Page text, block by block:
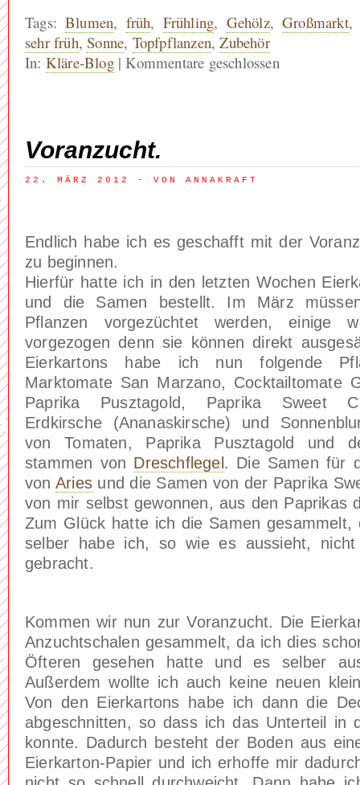
Tags:Blumen, früh, Frühling, Gehölz,Großmarkt
sehr früh,Sonne, Topfpflanzen,Zubehör
In: Kläre-Blog| Kommentare geschlossen
Voranzucht.
22. MÄRZ 2012 - VON ANNAKRAFT
Endlich habe ich es geschafft mit der
zu beginnen.
Hierfür hatte ich in den letzten Wochen
und die Samen bestellt. Im März
Pflanzen vorgezüchtet werden, einige
vorgezogen denn sie können direkt
Eierkartons habe ich nun folgende
Marktomate San Marzano, Cocktailtomate
Paprika Pusztagold, Paprika Sweet
Erdkirsche (Ananaskirsche) und
von Tomaten, Paprika Pusztagold und
stammen von Dreschflegel . Die Samen für
von Aries und die Samen von der Paprika
von mir selbst gewonnen, aus den Paprikas
Zum Glück hatte ich die Samen gesammelt,
selber habe ich, so wie es aussieht,
gebracht.
Kommen wir nun zur Voranzucht. Die
Anzuchtschalen gesammelt, da ich dies
Öfteren gesehen hatte und es selber
Außerdem wollte ich auch keine neuen
Von den Eierkartons habe ich dann die
abgeschnitten, so dass ich das Unterteil in
konnte. Dadurch besteht der Boden aus
Eierkarton-Papier und ich erhoffe mir